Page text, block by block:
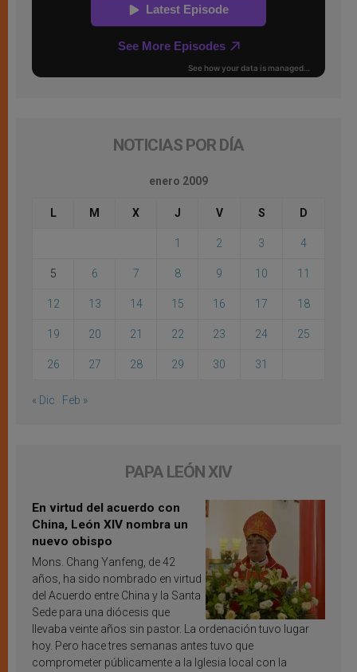
NOTICIAS POR DÍA
enero 2009
L M X J V S D
1 2 3 4
5 6 7 8 9 10 11
12 13 14 15 16 17 18
19 20 21 22 23 24 25
26 27 28 29 30 31
« Dic Feb »
PAPA LEÓN XIV
En virtud del acuerdo con
China, León XIV nombra un
nuevo obispo
Mons. Chang Yanfeng, de 42
años, ha sido nombrado en virtud
del Acuerdo entre China y la Santa
Sede para una diócesis que
llevaba veinte años sin pastor. La ordenación tuvo lugar
hoy. Pero hace tres semanas antes tuvo que
comprometer públicamente a la Iglesia local con la